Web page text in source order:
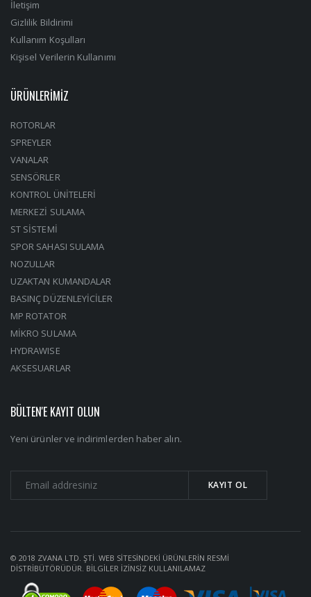
İletişim
Gizlilik Bildirimi
Kullanım Koşulları
Kişisel Verilerin Kullanımı
ÜRÜNLERİMİZ
ROTORLAR
SPREYLER
VANALAR
SENSÖRLER
KONTROL ÜNİTELERİ
MERKEZİ SULAMA
ST SİSTEMİ
SPOR SAHASI SULAMA
NOZULLAR
UZAKTAN KUMANDALAR
BASINÇ DÜZENLEYİCİLER
MP ROTATOR
MİKRO SULAMA
HYDRAWISE
AKSESUARLAR
BÜLTEN'E KAYIT OLUN
Yeni ürünler ve indirimlerden haber alın.
© 2018 ZVANA LTD. ŞTİ. WEB SİTESİNDEKİ ÜRÜNLERİN RESMİ
DİSTRİBÜTÖRÜDÜR. BİLGİLER İZİNSİZ KULLANILAMAZ